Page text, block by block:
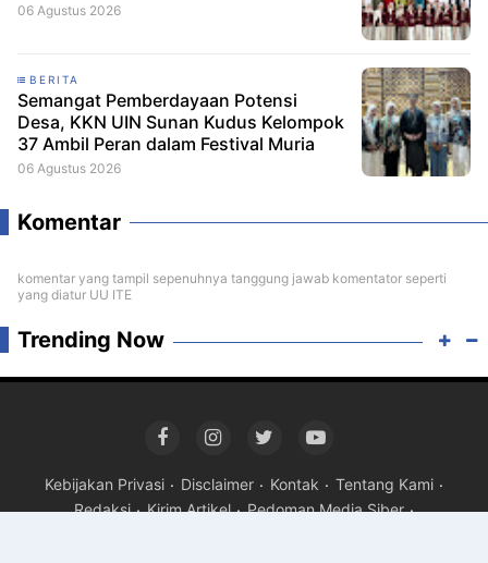
06 Agustus 2026
BERITA
Semangat Pemberdayaan Potensi
Desa, KKN UIN Sunan Kudus Kelompok
37 Ambil Peran dalam Festival Muria
06 Agustus 2026
Komentar
komentar yang tampil sepenuhnya tanggung jawab komentator seperti
yang diatur UU ITE
Trending Now
Kebijakan Privasi Disclaimer Kontak
Tentang Kami
Redaksi
Kirim Artikel Pedoman Media Siber